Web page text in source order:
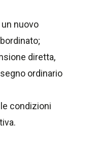
nuovo
diretta,
ordinario
condizioni